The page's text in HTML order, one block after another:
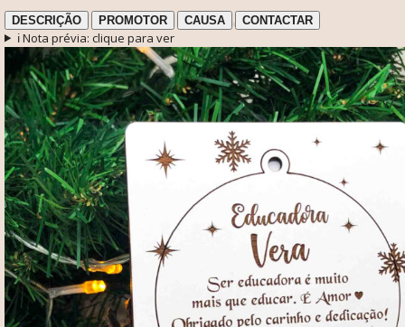
DESCRIÇÃO PROMOTOR CAUSA CONTACTAR
ℹ️ Nota prévia: clique para ver